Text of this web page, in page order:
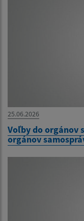
25.06.2026
Voľby do orgánov
orgánov